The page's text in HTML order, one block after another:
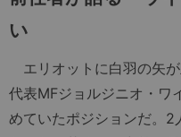
い
エリオットに白羽の矢
代表MFジョルジニオ・ワ
めていたポジションだ。2